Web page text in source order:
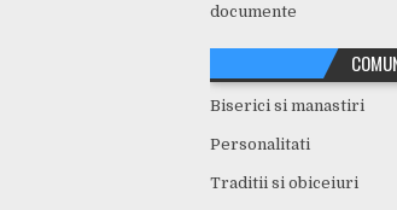
documente
Biserici si manastiri
Personalitati
Traditii si obiceiuri